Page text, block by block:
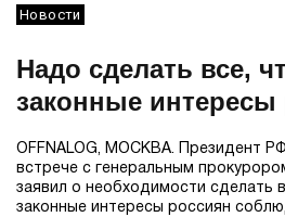
Новости
Надо сделать все,
законные интересы
соблюдались —
OFFNALOG, МОСКВА. Президент
встрече с генеральным
заявил о необходимости сделать
законные интересы россиян